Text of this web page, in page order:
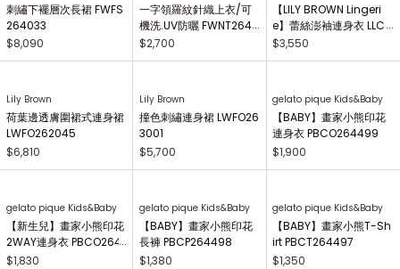
刺繡下襬層次長裙 FWFS
264033
$8,090
一字領羅紋針織上衣/可
機洗.UV防曬 FWNT2640
29
$2,700
【LILY BROWN Lingeri
e】蕾絲澎袖連身衣 LLCO
262503
$3,550
Lily Brown
荷葉邊透膚圍裙式連身裙
LWFO262045
$6,810
Lily Brown
撞色刺繡連身裙 LWFO26
3001
$5,700
gelato pique Kids&Baby
【BABY】畫家小熊印花
連身衣 PBCO264499
$1,900
gelato pique Kids&Baby
【新生兒】畫家小熊印花
2WAY連身衣 PBCO264
738
$1,830
gelato pique Kids&Baby
【BABY】畫家小熊印花
長褲 PBCP264498
$1,380
gelato pique Kids&Baby
【BABY】畫家小熊T-Sh
irt PBCT264497
$1,350